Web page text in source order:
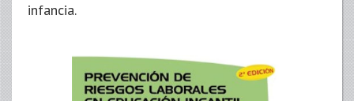
infancia.